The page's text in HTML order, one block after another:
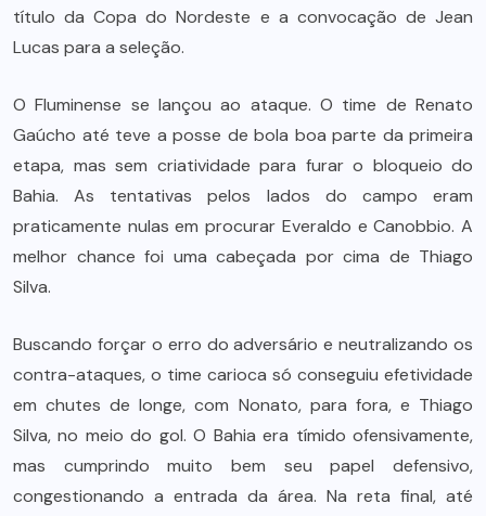
título da Copa do Nordeste e a convocação de Jean
Lucas para a seleção.
O Fluminense se lançou ao ataque. O time de Renato
Gaúcho até teve a posse de bola boa parte da primeira
etapa, mas sem criatividade para furar o bloqueio do
Bahia. As tentativas pelos lados do campo eram
praticamente nulas em procurar Everaldo e Canobbio. A
melhor chance foi uma cabeçada por cima de Thiago
Silva.
Buscando forçar o erro do adversário e neutralizando os
contra-ataques, o time carioca só conseguiu efetividade
em chutes de longe, com Nonato, para fora, e Thiago
Silva, no meio do gol. O Bahia era tímido ofensivamente,
mas cumprindo muito bem seu papel defensivo,
congestionando a entrada da área. Na reta final, até